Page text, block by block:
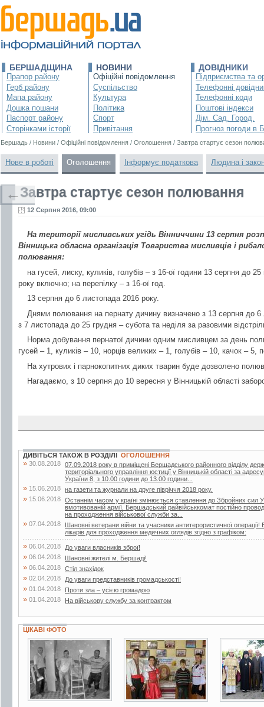
БЕРШАДЩИНА
Прапор району
Герб району
Мапа району
Дошка пошани
Паспорт району
Сторінками історії
НОВИНИ
Офіційні повідомлення
Суспільство
Культура
Політика
Спорт
Привітання
ДОВІДНИКИ
Підприємства та
Телефонні
Телефонні коди
Поштові індекси
Дім. Сад. Город.
Прогноз погоди в
Бершадь / Новини / Офіційні повідомлення / Оголошення / Завтра стартує сезон
Нове в роботі Оголошення Інформує податкова Людина і
Завтра стартує сезон полювання
12 Серпня 2016, 09:00
На території мисливських угідь Вінниччини 13 серпня
Вінницька обласна організація Товариства мисливців і
полювання:
на гусей, лиску, куликів, голубів – з 16-ої години 13 серпня до
року включно; на перепілку – з 16-ої год.
13 серпня до 6 листопада 2016 року.
Днями полювання на пернату дичину визначено з 13 серпня до
з 7 листопада до 25 грудня – субота та неділя за разовими
Норма добування пернатої дичини одним мисливцем за день
гусей – 1, куликів – 10, норців великих – 1, голубів – 10, качок – 5,
На хутрових і парнокопитних диких тварин буде дозволено
Нагадаємо, з 10 серпня до 10 вересня у Вінницькій області
←
ДИВІТЬСЯ ТАКОЖ В РОЗДІЛІ ОГОЛОШЕННЯ
» 30.08.2018 07.09.2018 року в приміщені Бершадського районного відділу
територіального управління юстиції у Вінницькій області за
України 8, з 10.00 години до 13.00 години...
» 15.06.2018 на газети та журнали на друге півріччя 2018 року.
» 15.06.2018 Останнім часом у країні змінюється ставлення до Збройних сил
вмотивованій армії. Бершадський райвійськкомат постійно
на проходження військової служби за...
» 07.04.2018
Шановні ветерани війни та учасники антитерористичної
лікарів для проходження медичних оглядів згідно з графіком:
» 06.04.2018 До уваги власників зброї!
» 06.04.2018 Шановні жителі м. Бершаді!
» 06.04.2018 Стіл знахідок
» 02.04.2018 До уваги представників громадськості!
» 01.04.2018 Проти зла – усією громадою
» 01.04.2018 На військову службу за контрактом
ЦІКАВІ ФОТО
3 фото 5 фото 3 фото